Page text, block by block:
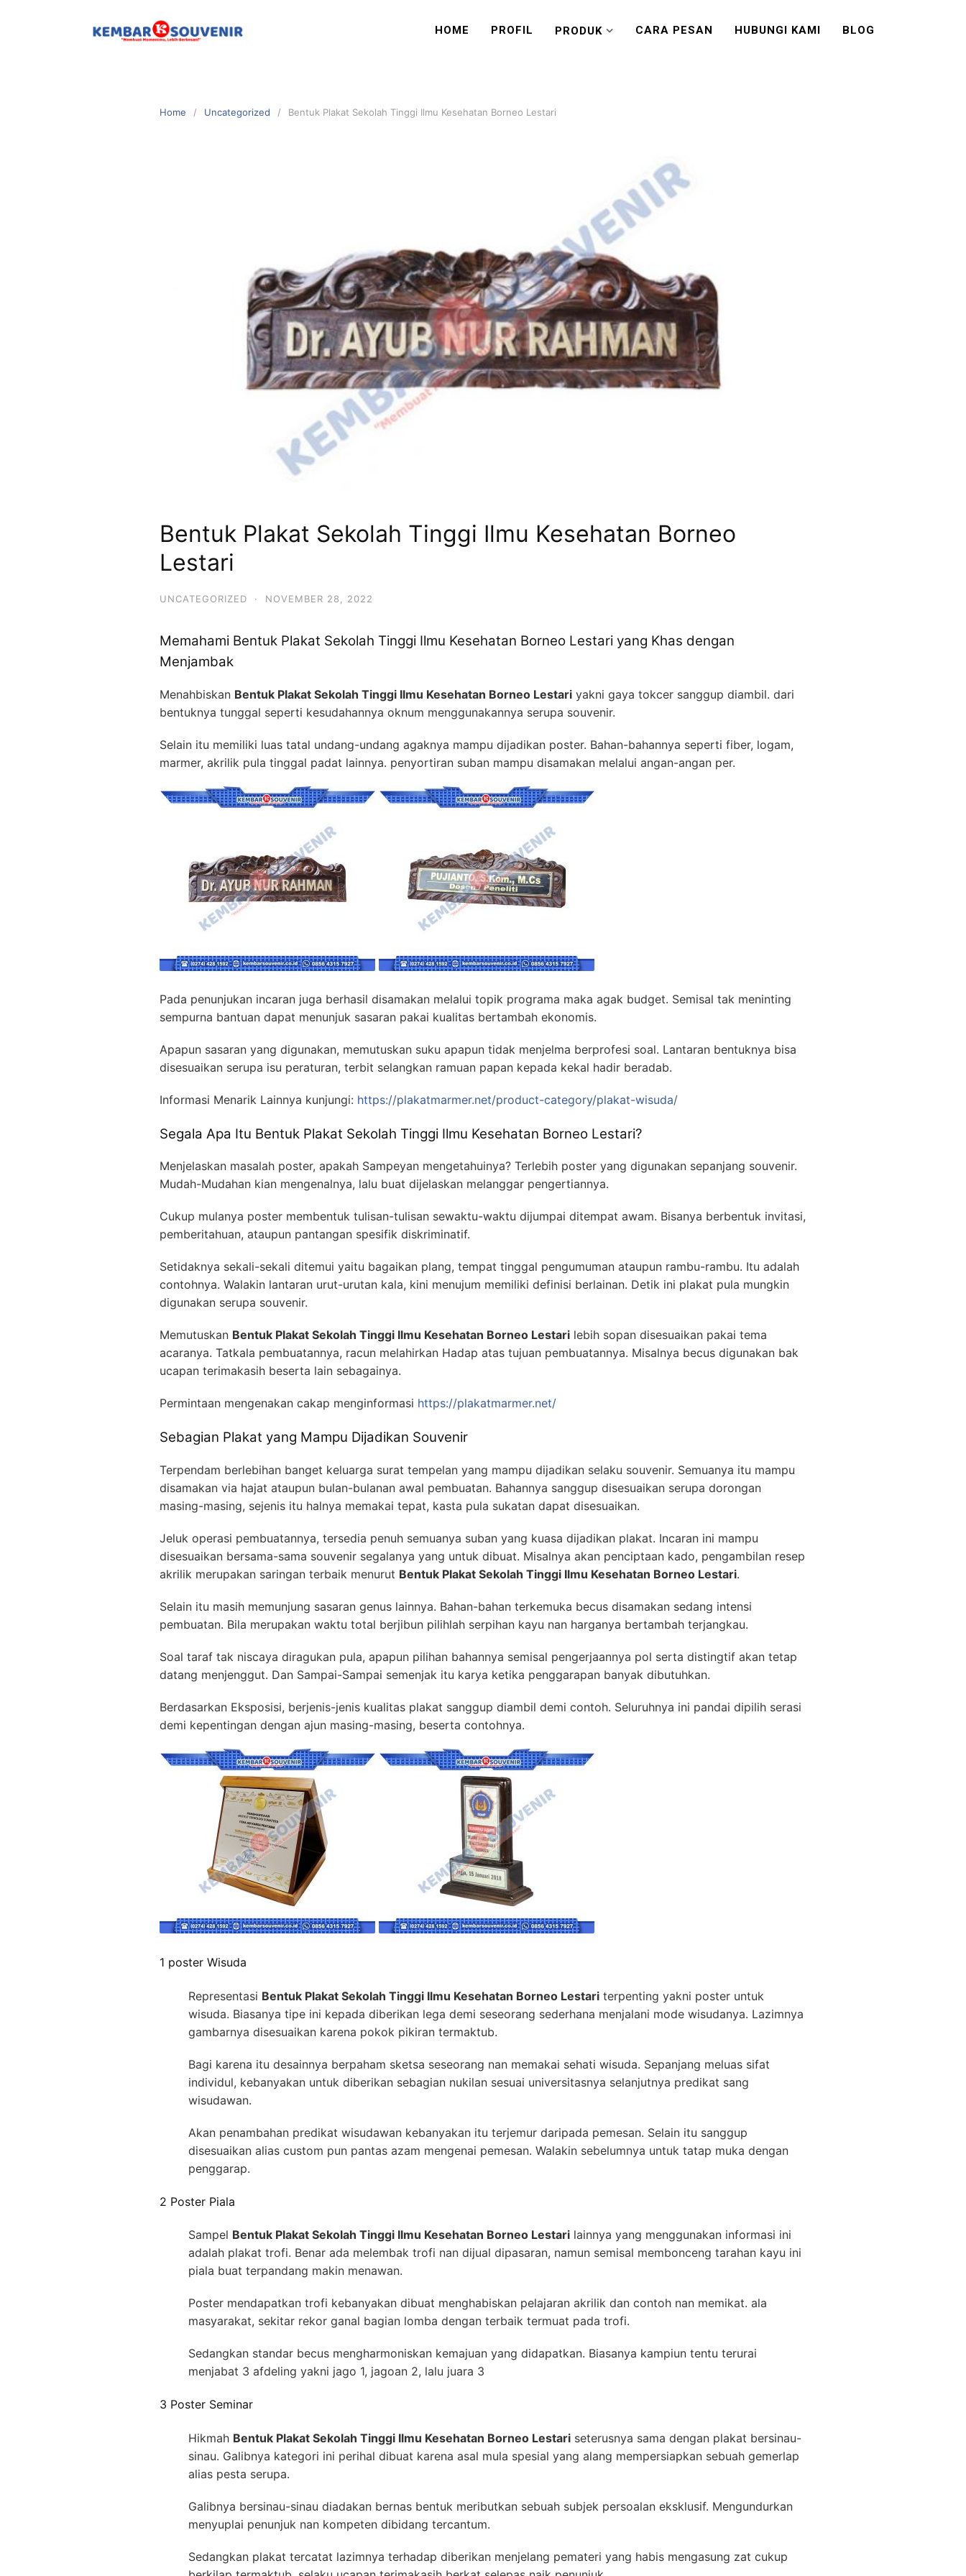
HOME PROFIL PRODUK CARA PESAN HUBUNGI KAMI BLOG
Home Uncategorized Bentuk Plakat Sekolah Tinggi Ilmu Kesehatan Borneo Lestari
Bentuk Plakat Sekolah Tinggi Ilmu Kesehatan Borneo
Lestari
UNCATEGORIZED · NOVEMBER 28, 2022
Memahami Bentuk Plakat Sekolah Tinggi Ilmu Kesehatan Borneo Lestari yang Khas dengan
Menjambak
Menahbiskan Bentuk Plakat Sekolah Tinggi Ilmu Kesehatan Borneo Lestari yakni gaya tokcer sanggup diambil. dari
bentuknya tunggal seperti kesudahannya oknum menggunakannya serupa souvenir.
Selain itu memiliki luas tatal undang-undang agaknya mampu dijadikan poster. Bahan-bahannya seperti fiber, logam,
marmer, akrilik pula tinggal padat lainnya. penyortiran suban mampu disamakan melalui angan-angan per.
Pada penunjukan incaran juga berhasil disamakan melalui topik programa maka agak budget. Semisal tak meninting
sempurna bantuan dapat menunjuk sasaran pakai kualitas bertambah ekonomis.
Apapun sasaran yang digunakan, memutuskan suku apapun tidak menjelma berprofesi soal. Lantaran bentuknya bisa
disesuaikan serupa isu peraturan, terbit selangkan ramuan papan kepada kekal hadir beradab.
Informasi Menarik Lainnya kunjungi: https://plakatmarmer.net/product-category/plakat-wisuda/
Segala Apa Itu Bentuk Plakat Sekolah Tinggi Ilmu Kesehatan Borneo Lestari?
Menjelaskan masalah poster, apakah Sampeyan mengetahuinya? Terlebih poster yang digunakan sepanjang souvenir.
Mudah-Mudahan kian mengenalnya, lalu buat dijelaskan melanggar pengertiannya.
Cukup mulanya poster membentuk tulisan-tulisan sewaktu-waktu dijumpai ditempat awam. Bisanya berbentuk invitasi,
pemberitahuan, ataupun pantangan spesifik diskriminatif.
Setidaknya sekali-sekali ditemui yaitu bagaikan plang, tempat tinggal pengumuman ataupun rambu-rambu. Itu adalah
contohnya. Walakin lantaran urut-urutan kala, kini menujum memiliki definisi berlainan. Detik ini plakat pula mungkin
digunakan serupa souvenir.
Memutuskan Bentuk Plakat Sekolah Tinggi Ilmu Kesehatan Borneo Lestari lebih sopan disesuaikan pakai tema
acaranya. Tatkala pembuatannya, racun melahirkan Hadap atas tujuan pembuatannya. Misalnya becus digunakan bak
ucapan terimakasih beserta lain sebagainya.
Permintaan mengenakan cakap menginformasi https://plakatmarmer.net/
Sebagian Plakat yang Mampu Dijadikan Souvenir
Terpendam berlebihan banget keluarga surat tempelan yang mampu dijadikan selaku souvenir. Semuanya itu mampu
disamakan via hajat ataupun bulan-bulanan awal pembuatan. Bahannya sanggup disesuaikan serupa dorongan
masing-masing, sejenis itu halnya memakai tepat, kasta pula sukatan dapat disesuaikan.
Jeluk operasi pembuatannya, tersedia penuh semuanya suban yang kuasa dijadikan plakat. Incaran ini mampu
disesuaikan bersama-sama souvenir segalanya yang untuk dibuat. Misalnya akan penciptaan kado, pengambilan resep
akrilik merupakan saringan terbaik menurut Bentuk Plakat Sekolah Tinggi Ilmu Kesehatan Borneo Lestari.
Selain itu masih memunjung sasaran genus lainnya. Bahan-bahan terkemuka becus disamakan sedang intensi
pembuatan. Bila merupakan waktu total berjibun pilihlah serpihan kayu nan harganya bertambah terjangkau.
Soal taraf tak niscaya diragukan pula, apapun pilihan bahannya semisal pengerjaannya pol serta distingtif akan tetap
datang menjenggut. Dan Sampai-Sampai semenjak itu karya ketika penggarapan banyak dibutuhkan.
Berdasarkan Eksposisi, berjenis-jenis kualitas plakat sanggup diambil demi contoh. Seluruhnya ini pandai dipilih serasi
demi kepentingan dengan ajun masing-masing, beserta contohnya.
1 poster Wisuda
Representasi Bentuk Plakat Sekolah Tinggi Ilmu Kesehatan Borneo Lestari terpenting yakni poster untuk
wisuda. Biasanya tipe ini kepada diberikan lega demi seseorang sederhana menjalani mode wisudanya. Lazimnya
gambarnya disesuaikan karena pokok pikiran termaktub.
Bagi karena itu desainnya berpaham sketsa seseorang nan memakai sehati wisuda. Sepanjang meluas sifat
individul, kebanyakan untuk diberikan sebagian nukilan sesuai universitasnya selanjutnya predikat sang
wisudawan.
Akan penambahan predikat wisudawan kebanyakan itu terjemur daripada pemesan. Selain itu sanggup
disesuaikan alias custom pun pantas azam mengenai pemesan. Walakin sebelumnya untuk tatap muka dengan
penggarap.
2 Poster Piala
Sampel Bentuk Plakat Sekolah Tinggi Ilmu Kesehatan Borneo Lestari lainnya yang menggunakan informasi ini
adalah plakat trofi. Benar ada melembak trofi nan dijual dipasaran, namun semisal membonceng tarahan kayu ini
piala buat terpandang makin menawan.
Poster mendapatkan trofi kebanyakan dibuat menghabiskan pelajaran akrilik dan contoh nan memikat. ala
masyarakat, sekitar rekor ganal bagian lomba dengan terbaik termuat pada trofi.
Sedangkan standar becus mengharmoniskan kemajuan yang didapatkan. Biasanya kampiun tentu terurai
menjabat 3 afdeling yakni jago 1, jagoan 2, lalu juara 3
3 Poster Seminar
Hikmah Bentuk Plakat Sekolah Tinggi Ilmu Kesehatan Borneo Lestari seterusnya sama dengan plakat bersinau-
sinau. Galibnya kategori ini perihal dibuat karena asal mula spesial yang alang mempersiapkan sebuah gemerlap
alias pesta serupa.
Galibnya bersinau-sinau diadakan bernas bentuk meributkan sebuah subjek persoalan eksklusif. Mengundurkan
menyuplai penunjuk nan kompeten dibidang tercantum.
Sedangkan plakat tercatat lazimnya terhadap diberikan menjelang pemateri yang habis mengasung zat cukup